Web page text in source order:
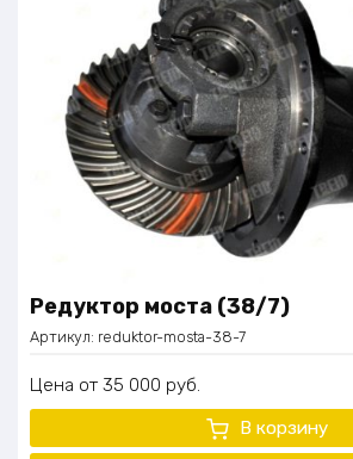
Редуктор моста (38/7)
Артикул: reduktor-mosta-38-7
Цена 35 000 руб.
В корзину